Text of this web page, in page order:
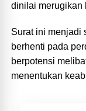
dinilai merugikan
Surat ini menjadi
berhenti pada
berpotensi
menentukan